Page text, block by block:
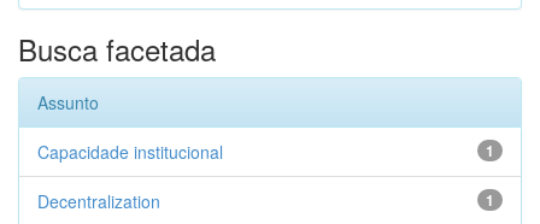
Busca facetada
Assunto
1
Capacidade institucional
1
Decentralization